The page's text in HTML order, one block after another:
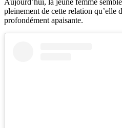
Aujourd’hui, la jeune femme
pleinement de cette relation qu’elle
profondément apaisante.